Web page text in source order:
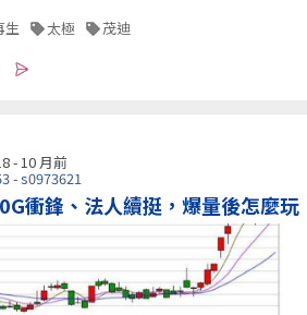
生 太極 茂迪
- 10 月前
- s0973621
衝鋒、法人續挺，爆量後怎麼玩